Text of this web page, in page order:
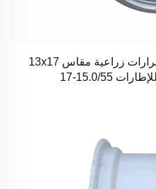
صانع الأطقم الصيني أطقم جرارات زراعية مقاس 13x17
15.0/55-17